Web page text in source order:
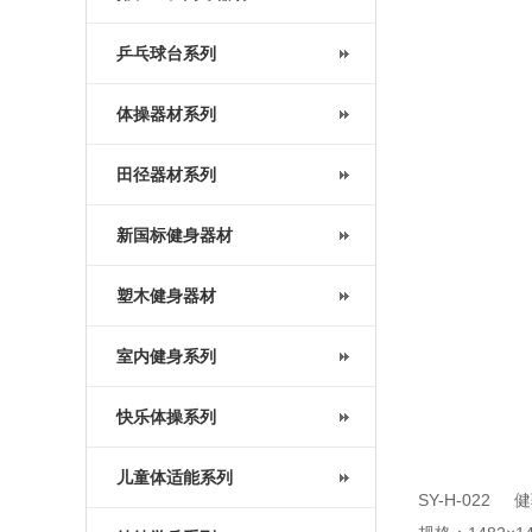
乒乓球台系列
体操器材系列
田径器材系列
新国标健身器材
塑木健身器材
室内健身系列
快乐体操系列
儿童体适能系列
SY-H-022 健